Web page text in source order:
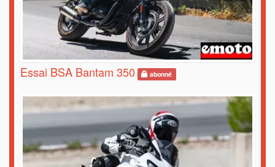
Essai BSA Bantam 350 abonné